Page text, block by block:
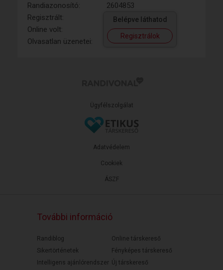
Randiazonosító:
2604853
Regisztrált:
Online volt:
Olvasatlan üzenetei:
Belépve láthatod
Regisztrálok
Ügyfélszolgálat
ÁSZF
Adatvédelem
Cookiek
További információ
Randiblog
Sikertörténetek
Intelligens ajánlórendszer
Online társkereső
Fényképes társkereső
Új társkereső